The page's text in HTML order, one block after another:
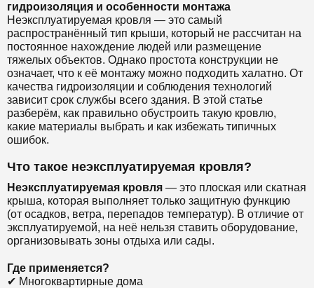
гидроизоляция и особенности монтажа
Неэксплуатируемая кровля — это самый
распространённый тип крыши, который не рассчитан на
постоянное нахождение людей или размещение
тяжелых объектов. Однако простота конструкции не
означает, что к её монтажу можно подходить халатно. От
качества гидроизоляции и соблюдения технологий
зависит срок службы всего здания. В этой статье
разберём, как правильно обустроить такую кровлю,
какие материалы выбрать и как избежать типичных
ошибок.
Что такое неэксплуатируемая кровля?
Неэксплуатируемая кровля — это плоская или скатная
крыша, которая выполняет только защитную функцию
(от осадков, ветра, перепадов температур). В отличие от
эксплуатируемой, на неё нельзя ставить оборудование,
организовывать зоны отдыха или сады.
Где применяется?
✔ Многоквартирные дома